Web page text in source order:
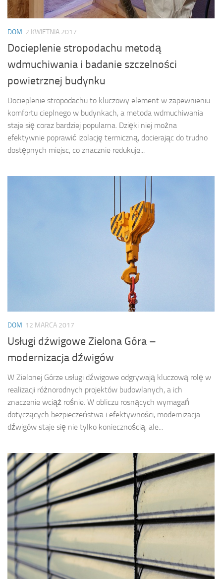
DOM 2 KWIETNIA 2017
Docieplenie stropodachu metodą
wdmuchiwania i badanie szczelności
powietrznej budynku
Docieplenie stropodachu to kluczowy element w zapewnieniu
komfortu cieplnego w budynkach, a metoda wdmuchiwania
staje się coraz bardziej popularna. Dzięki niej można
efektywnie poprawić izolację termiczną, docierając do trudno
dostępnych miejsc, co znacznie redukuje...
DOM 12 MARCA 2017
Usługi dźwigowe Zielona Góra –
modernizacja dźwigów
W Zielonej Górze usługi dźwigowe odgrywają kluczową rolę w
realizacji różnorodnych projektów budowlanych, a ich
znaczenie wciąż rośnie. W obliczu rosnących wymagań
dotyczących bezpieczeństwa i efektywności, modernizacja
dźwigów staje się nie tylko koniecznością, ale...